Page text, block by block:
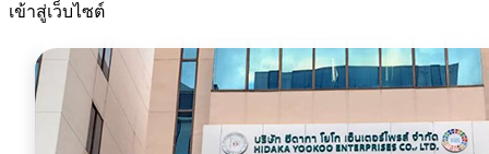
เข้าสู่เว็บไซต์